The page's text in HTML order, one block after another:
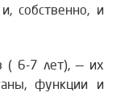
собственно, и
( 6-7 лет), — их
функции и